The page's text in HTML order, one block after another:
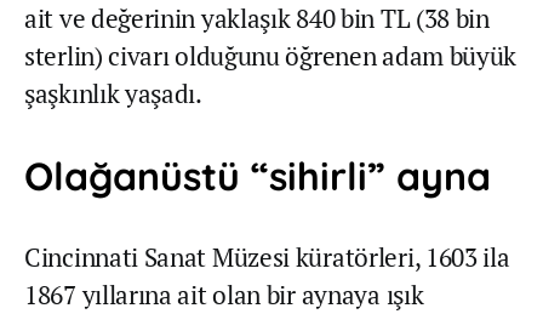
ait ve değerinin yaklaşık 840 bin TL (38 bin
sterlin) civarı olduğunu öğrenen adam büyük
şaşkınlık yaşadı.
Olağanüstü “sihirli” ayna
Cincinnati Sanat Müzesi küratörleri, 1603 ila
1867 yıllarına ait olan bir aynaya ışık